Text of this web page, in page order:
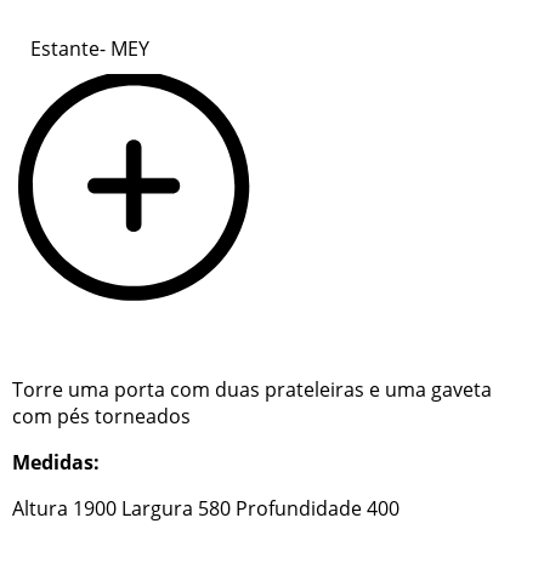
Estante- MEY
Torre uma porta com duas prateleiras e uma gaveta
com pés torneados
Medidas:
Altura 1900 Largura 580 Profundidade 400